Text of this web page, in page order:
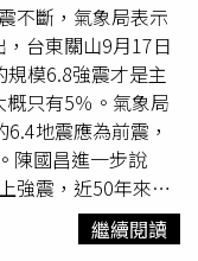
不斷，氣象局表示
，台東關山9月17日
模6.8強震才是主
只有5％。氣象局
地震應為前震，
陳國昌進一步說
強震，近50年來也
於5.5，幾10年來
地震。此外，氣象
繼續閱讀